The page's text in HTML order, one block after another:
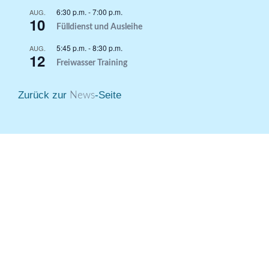
AUG.
10
6:30 p.m. -7:00 p.m.
Fülldienst und Ausleihe
AUG.
12
5:45 p.m. -8:30 p.m.
Freiwasser Training
Zurück zur News-Seite